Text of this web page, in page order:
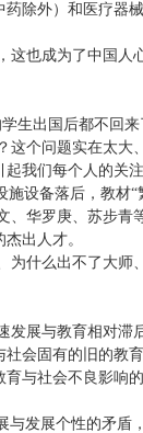
除外）和医疗器械
也成为了中国人
生出国后都不回
这个问题实在太
我们每个人的关注
设备落后，教材“
华罗庚、苏步
出人才。
什么出不了大
展与教育相对
会固有的旧的教
与社会不良影响
发展个性的矛